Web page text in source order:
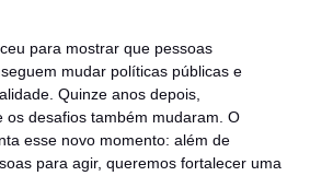
para mostrar que pessoas
mudar políticas públicas e
Quinze anos depois,
os desafios também mudaram. O
esse novo momento: além de
para agir, queremos fortalecer uma